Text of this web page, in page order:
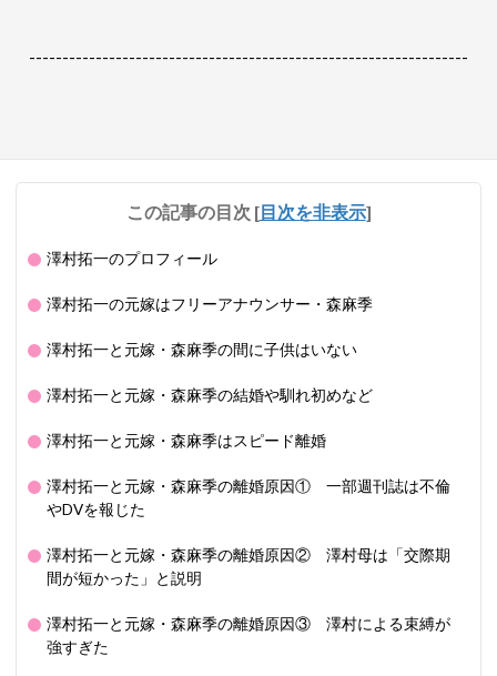
------------------------------------------------------------------
この記事の目次 [目次を非表示]
澤村拓一のプロフィール
澤村拓一の元嫁はフリーアナウンサー・森麻季
澤村拓一と元嫁・森麻季の間に子供はいない
澤村拓一と元嫁・森麻季の結婚や馴れ初めなど
澤村拓一と元嫁・森麻季はスピード離婚
澤村拓一と元嫁・森麻季の離婚原因① 一部週刊誌は不倫
やDVを報じた
澤村拓一と元嫁・森麻季の離婚原因② 澤村母は「交際期
間が短かった」と説明
澤村拓一と元嫁・森麻季の離婚原因③ 澤村による束縛が
強すぎた